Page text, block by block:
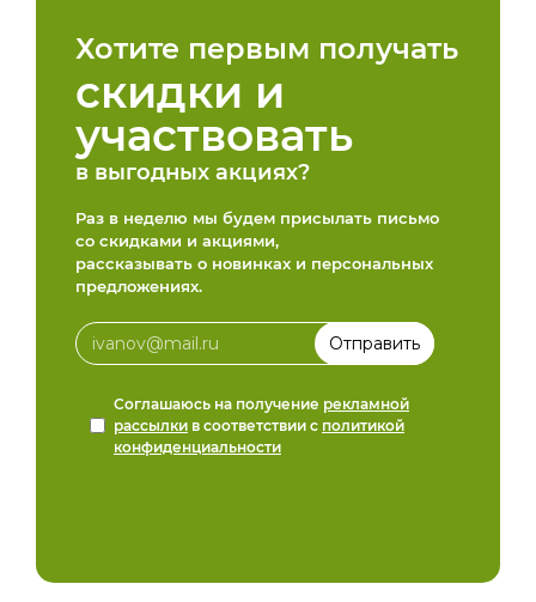
Хотите первым получать
скидки и
участвовать
в выгодных акциях?
Раз в неделю мы будем присылать письмо
со скидками и акциями,
рассказывать о новинках и персональных
предложениях.
Соглашаюсь на получение рекламной
рассылки в соответствии с политикой
конфиденциальности